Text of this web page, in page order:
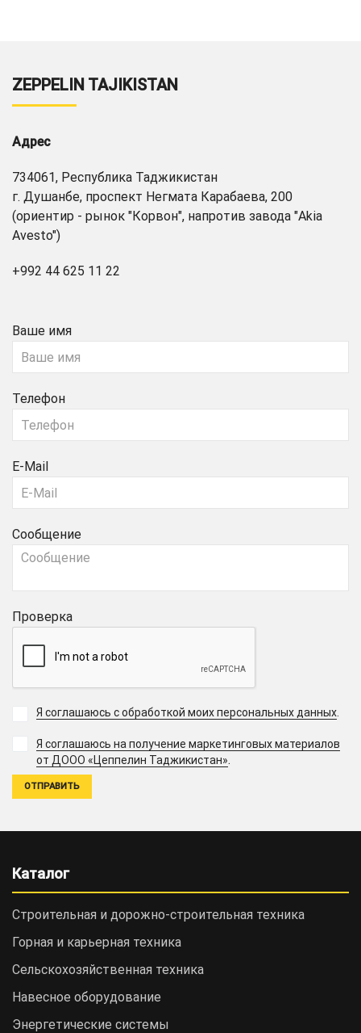
ZEPPELIN TAJIKISTAN
Адрес
734061, Республика Таджикистан
г. Душанбе, проспект Негмата Карабаева, 200
(ориентир - рынок "Корвон", напротив завода "Akia
Avesto")
+992 44 625 11 22
Ваше имя
Телефон
E-Mail
Сообщение
Проверка
Я соглашаюсь с обработкой моих персональных данных
Я соглашаюсь на получение маркетинговых материалов
от ДООО «Цеппелин Таджикистан».
Каталог
Строительная и дорожно-cтроительная техника
Горная и карьерная техника
Сельскохозяйственная техника
Навесное оборудование
Энергетические системы